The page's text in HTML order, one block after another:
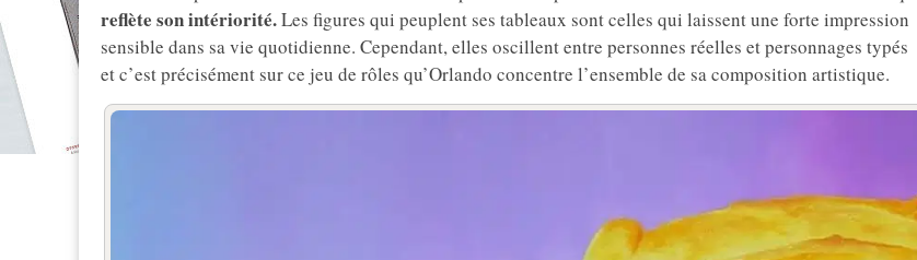
reflète son intériorité.Les figures qui peuplent ses tableaux sont celles qui laissent une forte impression
sensible dans sa vie quotidienne. Cependant, elles oscillent entre personnes réelles et personnages typés
et c’est précisément sur ce jeu de rôles qu’Orlando concentre l’ensemble de sa composition artistique.